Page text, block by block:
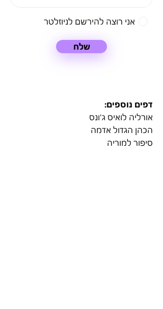
אני רוצה להירשם לניוזלטר
שלח
דפים נוספים:
אורליה לואיס ג'ונס
הכהן הגדול אדמה
סיפור למוריה